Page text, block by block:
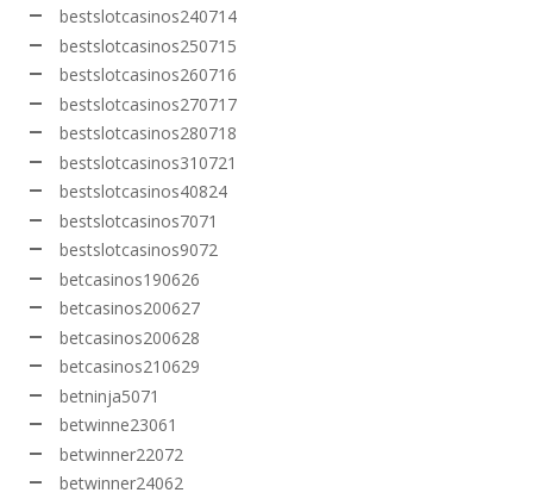
bestslotcasinos240714
bestslotcasinos250715
bestslotcasinos260716
bestslotcasinos270717
bestslotcasinos280718
bestslotcasinos310721
bestslotcasinos40824
bestslotcasinos7071
bestslotcasinos9072
betcasinos190626
betcasinos200627
betcasinos200628
betcasinos210629
betninja5071
betwinne23061
betwinner22072
betwinner24062